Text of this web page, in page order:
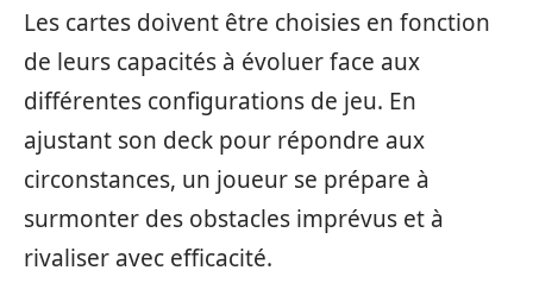
Les cartes doivent être choisies en fonction
de leurs capacités à évoluer face aux
différentes configurations de jeu. En
ajustant son deck pour répondre aux
circonstances, un joueur se prépare à
surmonter des obstacles imprévus et à
rivaliser avec efficacité.